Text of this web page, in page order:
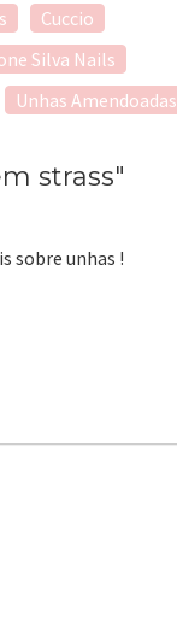
Cuccio
Silva Nails
Unhas Amendoadas
strass"
sobre unhas !